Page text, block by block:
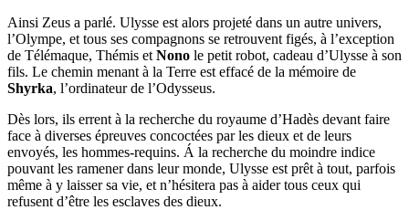
Ainsi Zeus a parlé. Ulysse est alors projeté dans un autre univers,
l’Olympe, et tous ses compagnons se retrouvent figés, à l’exception
de Télémaque, Thémis et Nono le petit robot, cadeau d’Ulysse à son
fils. Le chemin menant à la Terre est effacé de la mémoire de
Shyrka, l’ordinateur de l’Odysseus.
Dès lors, ils errent à la recherche du royaume d’Hadès devant faire
face à diverses épreuves concoctées par les dieux et de leurs
envoyés, les hommes-requins. Á la recherche du moindre indice
pouvant les ramener dans leur monde, Ulysse est prêt à tout, parfois
même à y laisser sa vie, et n’hésitera pas à aider tous ceux qui
refusent d’être les esclaves des dieux.